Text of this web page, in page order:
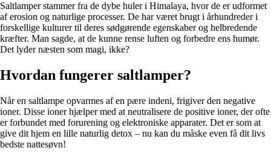
Saltlamper stammer fra de dybe huler i Himalaya, hvor de er udformet
af erosion og naturlige processer. De har været brugt i århundreder i
forskellige kulturer til deres sødgørende egenskaber og helbredende
kræfter. Man sagde, at de kunne rense luften og forbedre ens humør.
Det lyder næsten som magi, ikke?
Hvordan fungerer saltlamper?
Når en saltlampe opvarmes af en pære indeni, frigiver den negative
ioner. Disse ioner hjælper med at neutralisere de positive ioner, der ofte
er forbundet med forurening og elektroniske apparater. Det er som at
give dit hjem en lille naturlig detox – nu kan du måske even få dit livs
bedste nattesøvn!